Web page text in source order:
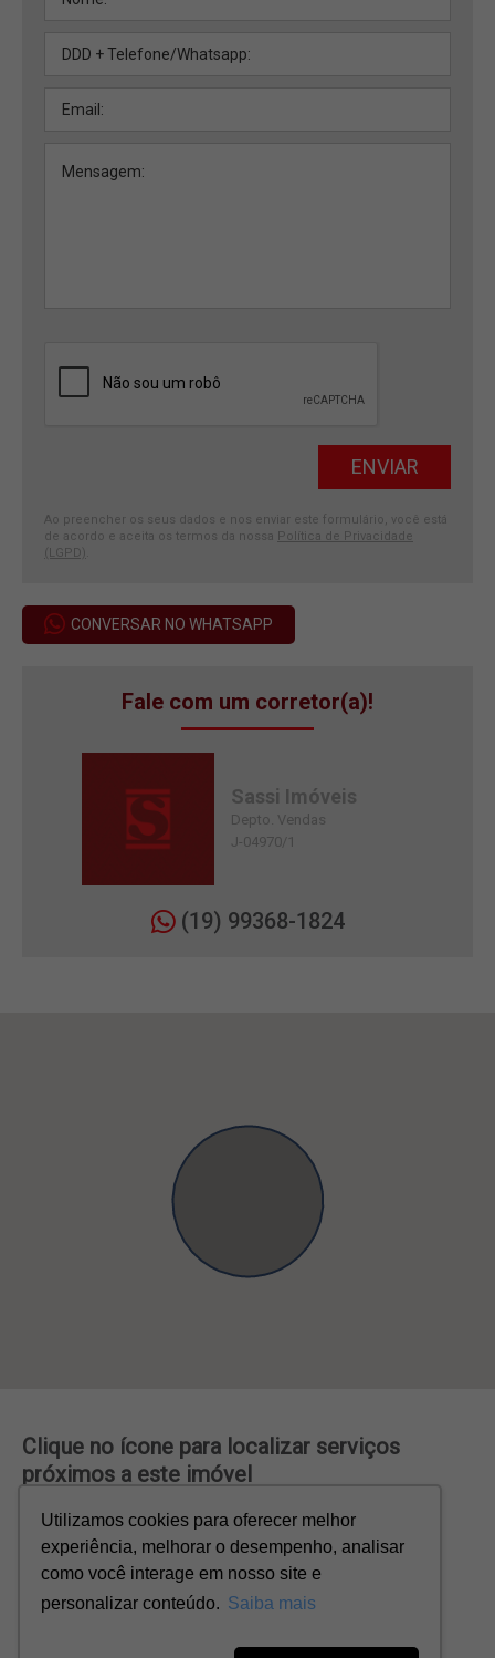
Ao preencher os seus dados e nos enviar este formulário, você está
de acordo e aceita os termos da nossa Política de Privacidade
(LGPD)
CONVERSAR NO WHATSAPP
Fale com um corretor(a)!
Sassi Imóveis
Depto. Vendas
J-04970/1
(19) 99368-1824